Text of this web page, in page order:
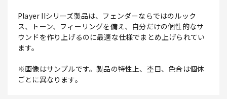
Player IIシリーズ製品は、フェンダーならではのルック
ス、トーン、フィーリングを備え、自分だけの個性的なサ
ウンドを作り上げるのに最適な仕様でまとめ上げられてい
ます。
※画像はサンプルです。製品の特性上、杢目、色合は個体
ごとに異なります。